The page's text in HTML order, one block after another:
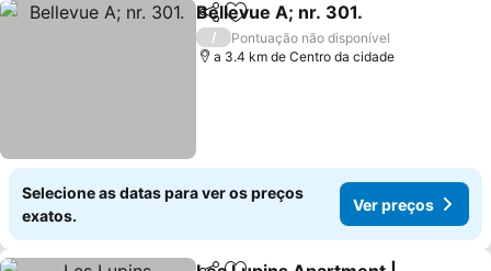
PartilharAdicionar aos favoritos
Bellevue A; nr. 301.
/
Pontuação não disponível
a 3.4 km de Centro da cidade
Selecione as datas para ver os preços
exatos.
Ver preços